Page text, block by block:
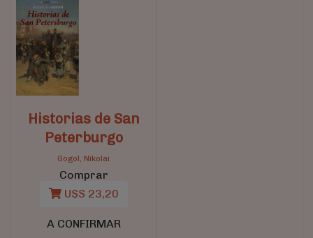
Historias de San
Peterburgo
Gogol, Nikolai
Comprar
U$S 23,20
A CONFIRMAR